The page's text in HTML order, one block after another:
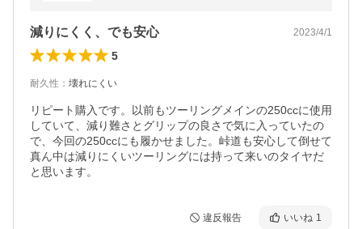
減りにくく、でも安心 2023/4/1
5
耐久性 ： 壊れにくい
リピート購入です。以前もツーリングメインの250ccに使用
していて、減り難さとグリップの良さで気に入っていたの
で、今回の250ccにも履かせました。峠道も安心して倒せて
真ん中は減りにくいツーリングには持って来いのタイヤだ
と思います。
違反報告 いいね 1